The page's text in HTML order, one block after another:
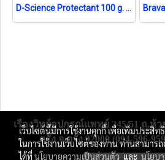
D-Science Protectant 100 g. (exp 12-2027)
เรืองวิทย์อุปกรณ์แพทย์ 245/51 ถ.ห้ว
ตรัง จ.ตรัง 92000 (094-596-
เว็บไซต์นี้มีการใช้งานคุกกี้ เพื่อเพิ่มประสิ
ในการใช้งานเว็บไซต์ของท่าน ท่านสามาร
ได้ที่นโยบายความเป็นส่วนตัวและนโยบ